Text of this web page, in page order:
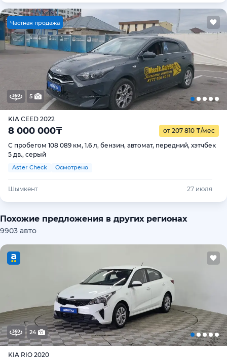
Частная продажа
5
KIA CEED 2022
8 000 000₸ от 207 810 ₸/мес
С пробегом 108 089 км, 1.6 л, бензин, автомат, передний, хэтчбек
5 дв., серый
Aster Check Осмотрено
Шымкент 27 июля
Похожие предложения в других регионах
9903 авто
24
KIA RIO 2020